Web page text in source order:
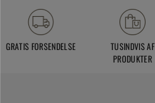
GRATIS FORSENDELSE
TUSINDVIS AF
PRODUKTER